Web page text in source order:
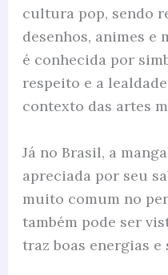
cultura pop, sendo
desenhos, animes e
é conhecida por
respeito e a
contexto das artes
Já no Brasil, a
apreciada por seu
muito comum no
também pode ser
traz boas energias e